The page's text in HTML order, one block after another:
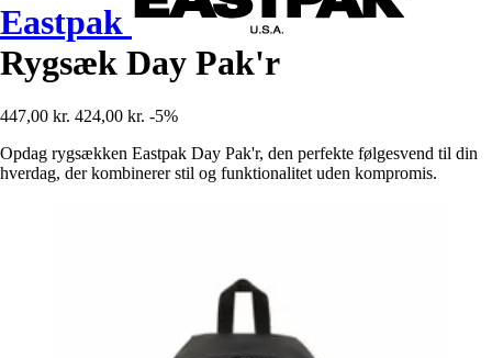
Eastpak
Rygsæk Day Pak'r
447,00 kr. 424,00 kr. -5%
Opdag rygsækken Eastpak Day Pak'r, den perfekte følgesvend til din
hverdag, der kombinerer stil og funktionalitet uden kompromis.